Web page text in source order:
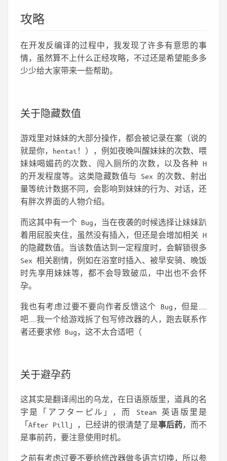
攻略
在开发反编译的过程中，我发现了许多有意思的事
情，虽然算不上什么正经攻略，不过还是希望能多多
少少给大家带来一些帮助。
关于隐藏数值
游戏里对妹妹的大部分操作，都会被记录在案（说的
就是你，hentai！），例如夜晚叫醒妹妹的次数、喂
妹妹喝媚药的次数、闯入厕所的次数，以及各种 H
的开发程度等。这类隐藏数值与 Sex 的次数、射出
量等统计数据不同，会影响到妹妹的行为、对话，还
有胖次界面的人物介绍。
而这其中有一个 Bug，当在夜袭的时候选择让妹妹趴
着用屁股夹住，虽然没有插入，但还是会增加相关 H
的隐藏数值。当该数值达到一定程度时，会解锁很多
Sex 相关剧情，例如在浴室时插入、被早安骑、晚饭
时先享用妹妹等，都不会导致破瓜，中出也不会怀
孕。
我也有考虑过要不要向作者反馈这个 Bug，但是……
吧……我一个给游戏拆了包写修改器的人，跑去联系作
者还要求修 Bug，这不太合适吧（
关于避孕药
这其实是翻译闹出的乌龙，在日语原版里，道具的名
字是「アフターピル」，而 Steam 英语版里是
「After Pill」，已经讲的很清楚了是事后药，而不
是事前药，要注意使用时机。
之前有考虑过要不要给修改器做多语言切换，所以参